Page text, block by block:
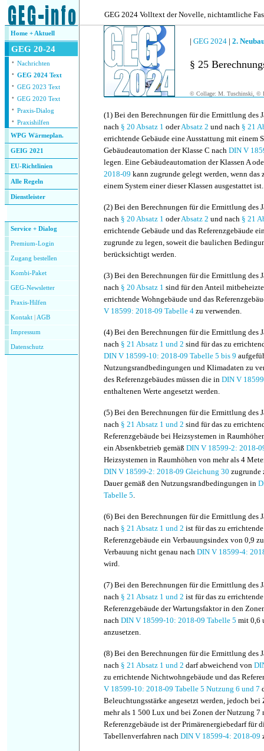
GEG 2024 Volltext der Novelle, nichtamtliche
Home + Aktuell
GEG 20-24
· Nachrichten
· GEG 2024 Text
· GEG 2023 Text
· GEG 2020 Text
· Praxis-Dialog
· Praxishilfen
WPG Wärmeplan.
GEIG 2021
EU-Richtlinien
Alle Regeln
Dienstleister
Service + Dialog
Premium-Login
Zugang bestellen
Kombi-Paket
GEG-Newsletter
Praxis-Hilfen
Kontakt AGB
Impressum
Datenschutz
| GEG 2024 | 2.
§ 25
© Collage: M. Tuschinski, ©
(1) Bei den Berechnungen für die Ermittlung des
nach § 20 Absatz 1 oderAbsatz 2 und nach § 21
errichtende Gebäude eine Ausstattung mit einem
Gebäudeautomation der Klasse C nach DIN V
legen. Eine Gebäudeautomation der Klassen A
2018-09 kann zugrunde gelegt werden, wenn das
einem System einer dieser Klassen ausgestattet ist.
(2) Bei den Berechnungen für die Ermittlung des
nach § 20 Absatz 1 oderAbsatz 2 und nach § 21
errichtende Gebäude und das Referenzgebäude
zugrunde zu legen, soweit die baulichen
berücksichtigt werden.
(3) Bei den Berechnungen für die Ermittlung des
nach § 20 Absatz 1 sind für den Anteil
errichtende Wohngebäude und das
V 18599: 2018-09 Tabelle 4 zu verwenden.
(4) Bei den Berechnungen für die Ermittlung des
nach § 21 Absatz 1 und 2 sind für das zu
DIN V 18599-10: 2018-09 Tabelle 5 bis 9
Nutzungsrandbedingungen und Klimadaten zu
des Referenzgebäudes müssen die in DIN V
enthaltenen Werte angesetzt werden.
(5) Bei den Berechnungen für die Ermittlung des
nach § 21 Absatz 1 und 2 sind für das zu
Referenzgebäude bei Heizsystemen in
ein Absenkbetrieb gemäß DIN V 18599-2: 2018-
Heizsystemen in Raumhöhen von mehr als 4
DIN V 18599-2: 2018-09 Gleichung 30 zugrunde
Dauer gemäß den Nutzungsrandbedingungen in
Tabelle 5.
(6) Bei den Berechnungen für die Ermittlung des
nach § 21 Absatz 1 und 2 ist für das zu
Referenzgebäude ein Verbauungsindex von 0,9
Verbauung nicht genau nach DIN V 18599-4:
wird.
(7) Bei den Berechnungen für die Ermittlung des
nach § 21 Absatz 1 und 2 ist für das zu
Referenzgebäude der Wartungsfaktor in den
nach DIN V 18599-10: 2018-09 Tabelle 5 mit 0,6
anzusetzen.
(8) Bei den Berechnungen für die Ermittlung des
nach § 21 Absatz 1 und 2 darf abweichend von
zu errichtende Nichtwohngebäude und das
V 18599-10: 2018-09 Tabelle 5 Nutzung 6 und 7
Beleuchtungsstärke angesetzt werden, jedoch
mehr als 1 500 Lux und bei Zonen der Nutzung
Referenzgebäude ist der Primärenergiebedarf für
Tabellenverfahren nach DIN V 18599-4: 2018-09